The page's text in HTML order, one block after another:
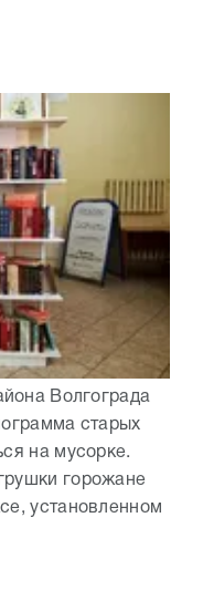
Волгограда
старых
на мусорке.
горожане
установленном